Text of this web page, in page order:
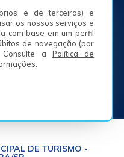
e de terceiros) e
os nossos serviços e
com base em um perfil
de navegação (por
Consulte a Política de
Bairro São Joaquim -
DE TURISMO -